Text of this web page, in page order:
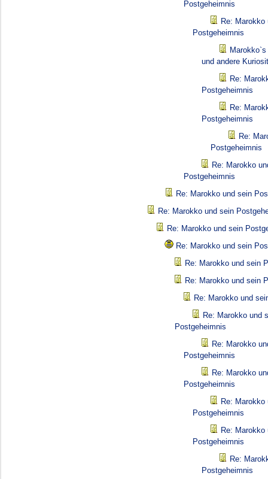
Postgeheimnis
Re: Marokko
Postgeheimnis
und andere
Re:
Postgeheimnis
Re:
Postgeheimnis
Re:
Postgeheimnis
Re: Marokko
Postgeheimnis
Re: Marokko und sein
Re: Marokko und sein
Re: Marokko und sein
Re: Marokko und sein
Re: Marokko und sein
Re: Marokko und sein
Re: Marokko und
Re: Marokko und
Postgeheimnis
Re: Marokko
Postgeheimnis
Re: Marokko
Postgeheimnis
Re: Marokko
Postgeheimnis
Re: Marokko
Postgeheimnis
Re:
Postgeheimnis